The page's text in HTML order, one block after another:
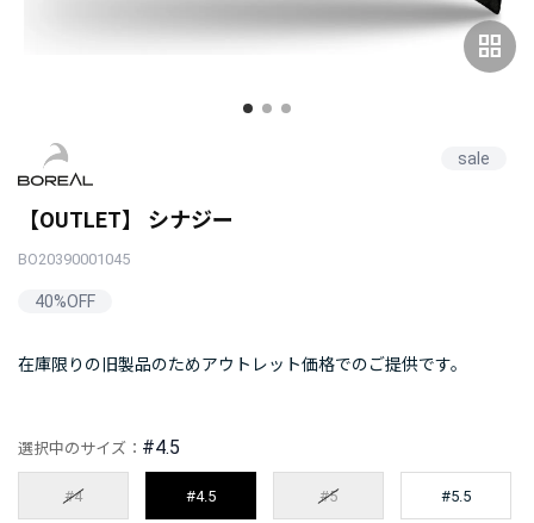
grid_view
sale
【OUTLET】 シナジー
BO20390001045
40%OFF
在庫限りの旧製品のためアウトレット価格でのご提供です。
選択中のサイズ： #4.5
#4 #4.5 #5 #5.5